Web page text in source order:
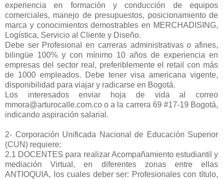
experiencia en formación y conducción de equipos
comerciales, manejo de presupuestos, posicionamiento de
marca y conocimientos demostrables en MERCHADISING,
Logística, Servicio al Cliente y Diseño.
Debe ser Profesional en carreras administrativas o afines,
bilingüe 100% y con mínimo 10 años de experiencia en
empresas del sector real, preferiblemente el retail con más
de 1000 empleados. Debe tener visa americana vigente,
disponibilidad para viajar y radicarse en Bogotá.
Los interesados enviar hoja de vida al correo
mmora@arturocalle.com.co o a la carrera 69 #17-19 Bogotá,
indicando aspiración salarial.
2- Corporación Unificada Nacional de Educación Superior
(CUN) requiere:
2.1 DOCENTES para realizar Acompañamiento estudiantil y
mediación Virtual, en diferentes zonas entre ellas
ANTIOQUIA, los cuales deber ser: Profesionales con título,